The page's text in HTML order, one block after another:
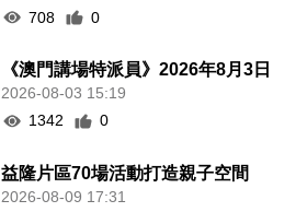
708
0
《澳門講場特派員》2026年8月3日
2026-08-03 15:19
1342
0
益隆片區70場活動打造親子空間
2026-08-09 17:31